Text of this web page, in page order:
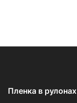
Пленка в рулонах